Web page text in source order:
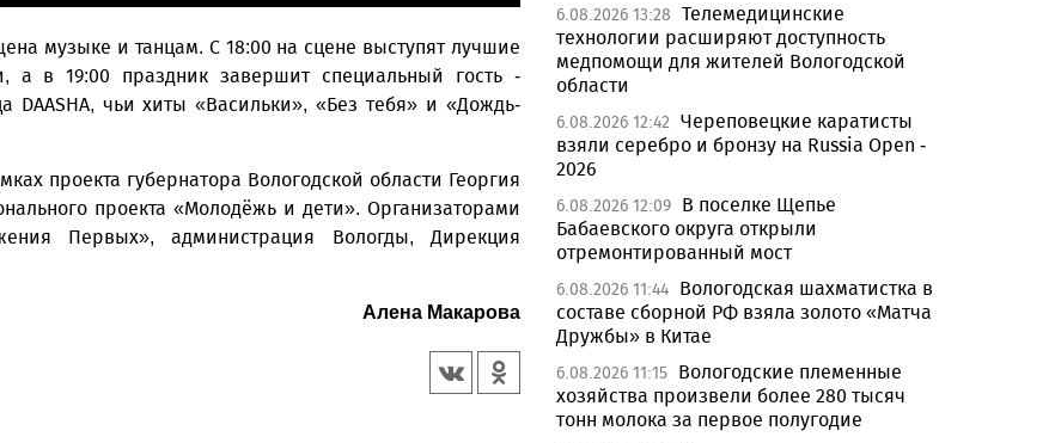
музыке и танцам. С 18:00 на сцене выступят лучшие
а в 19:00 праздник завершит специальный гость -
DAASHA, чьи хиты «Васильки», «Без тебя» и «Дождь-
проекта губернатора Вологодской области Георгия
проекта «Молодёжь и дети». Организаторами
Первых», администрация Вологды, Дирекция
Алена Макарова
6.08.2026 13:28 Телемедицинские
технологии расширяют доступность
медпомощи для жителей Вологодской
области
6.08.2026 12:42 Череповецкие каратисты
взяли серебро и бронзу на Russia Open -
2026
6.08.2026 12:09 В поселке Щепье
Бабаевского округа открыли
отремонтированный мост
6.08.2026 11:44 Вологодская шахматистка в
составе сборной РФ взяла золото «Матча
Дружбы» в Китае
6.08.2026 11:15 Вологодские племенные
хозяйства произвели более 280 тысяч
тонн молока за первое полугодие